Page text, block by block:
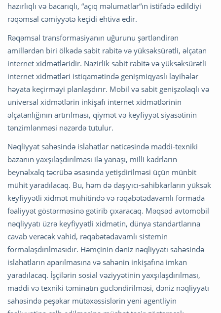
hazırlıqlı və bacarıqlı, “açıq məlumatlar“ın istifadə edildiyi
rəqəmsal cəmiyyətə keçidi ehtiva edir.
Rəqəmsal transformasiyanın uğurunu şərtləndirən
amillərdən biri ölkədə sabit rabitə və yüksəksürətli, əlçatan
internet xidmətləridir. Nazirlik sabit rabitə və yüksəksürətli
internet xidmətləri istiqamətində genişmiqyaslı layihələr
həyata keçirməyi planlaşdırır. Mobil və sabit genişzolaqlı və
universal xidmətlərin inkişafı internet xidmətlərinin
əlçatanlığının artırılması, qiymət və keyfiyyət siyasətinin
tənzimlənməsi nəzərdə tutulur.
Nəqliyyat sahəsində islahatlar nəticəsində maddi-texniki
bazanın yaxşılaşdırılması ilə yanaşı, milli kadrların
beynəlxalq təcrübə əsasında yetişdirilməsi üçün münbit
mühit yaradılacaq. Bu, həm də daşıyıcı-sahibkarların yüksək
keyfiyyətli xidmət mühitində və rəqabətədavamlı formada
fəaliyyət göstərməsinə gətirib çıxaracaq. Məqsəd avtomobil
nəqliyyatı üzrə keyfiyyətli xidmətin, dünya standartlarına
cavab verəcək vahid, rəqabətədavamlı sistemin
formalaşdırılmasıdır. Həmçinin dəniz nəqliyyatı sahəsində
islahatların aparılmasına və sahənin inkişafına imkan
yaradılacaq. İşçilərin sosial vəziyyətinin yaxşılaşdırılması,
maddi və texniki təminatın gücləndirilməsi, dəniz nəqliyyatı
sahəsində peşəkar mütəxəssislərin yeni agentliyin